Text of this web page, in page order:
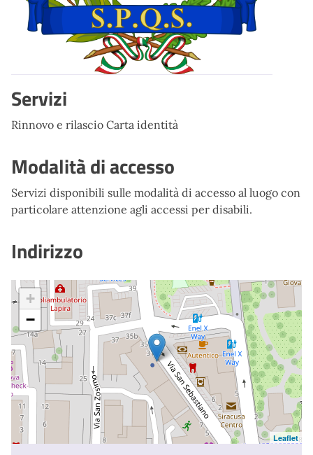
Servizi
Rinnovo e rilascio Carta identità
Modalità di accesso
Servizi disponibili sulle modalità di accesso al luogo con
particolare attenzione agli accessi per disabili.
Indirizzo
+
−
Leaflet